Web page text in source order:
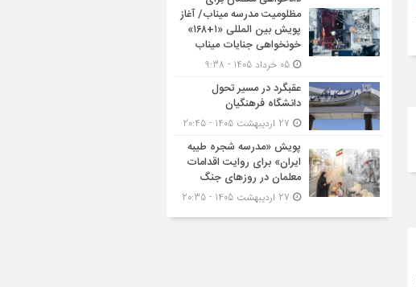
مظلومیت مدرسه میناب/ آغاز
پویش بین المللی «۱+۱۶۸»
خونخواهی جنایات میناب
عقبگرد در مسیر تحول
دانشگاه فرهنگیان
پویش «مدرسه شجره طیبه
ایران» برای روایت اقدامات
معلمان در روزهای جنگ